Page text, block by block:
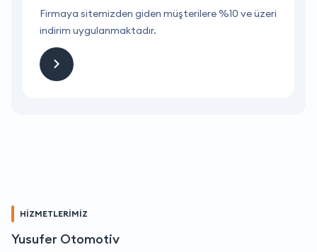
Firmaya sitemizden giden müşterilere %10 ve üzeri
indirim uygulanmaktadır.
HİZMETLERİMİZ
Yusufer Otomotiv